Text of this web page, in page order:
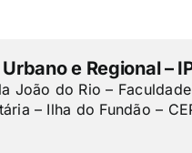
e Regional –
João do Rio –
– Ilha do Fundão –